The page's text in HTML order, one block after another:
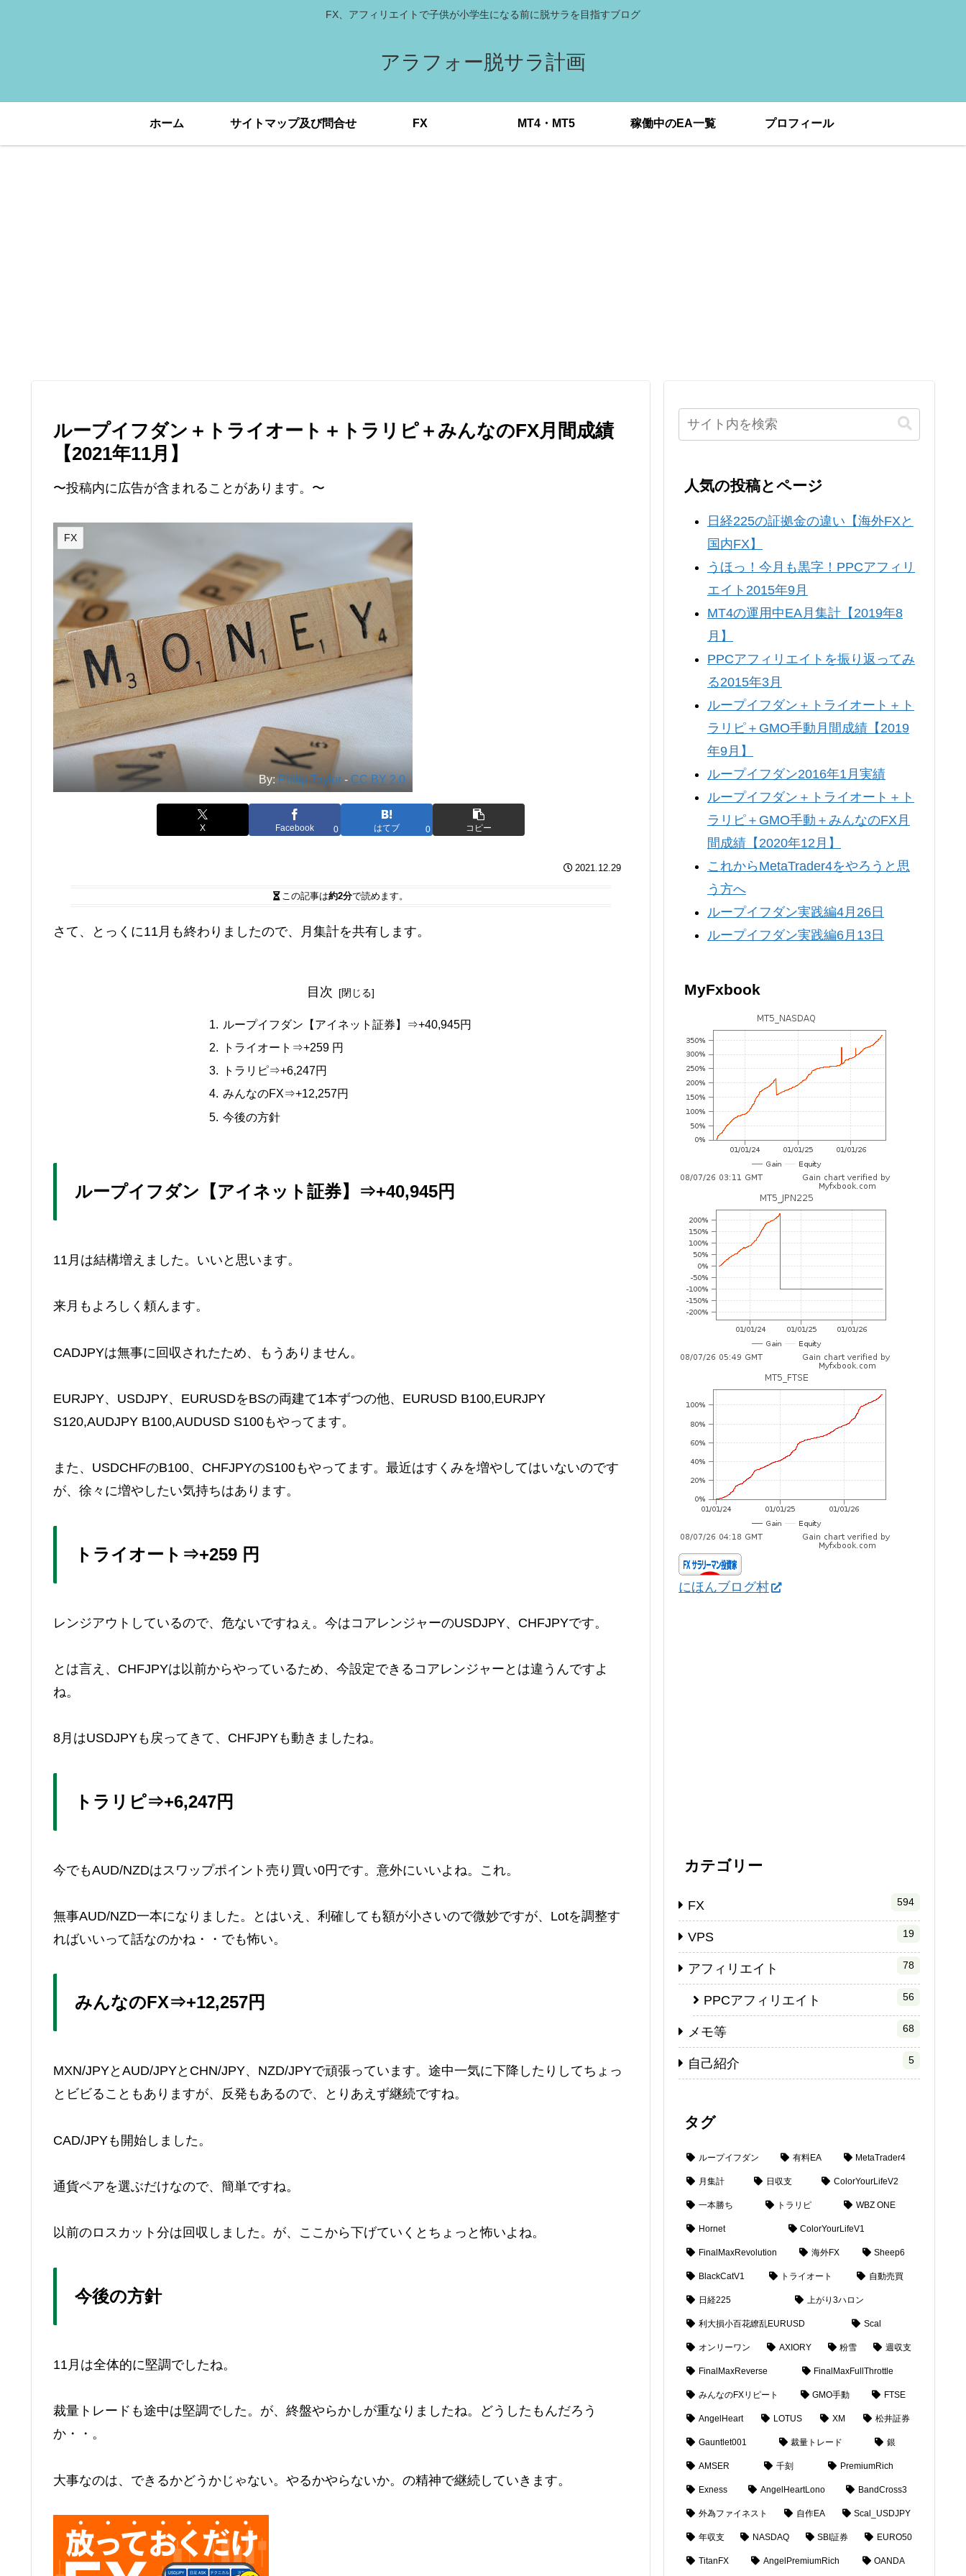
FX、アフィリエイトで子供が小学生になる前に脱サラを目指すブログ
アラフォー脱サラ計画
ホーム サイトマップ及び問合せ FX MT4・MT5 稼働中のEA一覧 プロフィール
ループイフダン＋トライオート＋トラリピ＋みんなのFX月間成績
【2021年11月】
〜投稿内に広告が含まれることがあります。〜
FX
By: Philip Taylor - CC BY 2.0
X Facebook 0 はてブ 0 コピー
2021.12.29
この記事は約2分で読めます。
さて、とっくに11月も終わりましたので、月集計を共有します。
目次
ループイフダン【アイネット証券】⇒+40,945円
トライオート⇒+259 円
トラリピ⇒+6,247円
みんなのFX⇒+12,257円
今後の方針
ループイフダン【アイネット証券】⇒+40,945円
11月は結構増えました。いいと思います。
来月もよろしく頼んます。
CADJPYは無事に回収されたため、もうありません。
EURJPY、USDJPY、EURUSDをBSの両建て1本ずつの他、EURUSD B100,EURJPY
S120,AUDJPY B100,AUDUSD S100もやってます。
また、USDCHFのB100、CHFJPYのS100もやってます。最近はすくみを増やしてはいないのです
が、徐々に増やしたい気持ちはあります。
トライオート⇒+259 円
レンジアウトしているので、危ないですねぇ。今はコアレンジャーのUSDJPY、CHFJPYです。
とは言え、CHFJPYは以前からやっているため、今設定できるコアレンジャーとは違うんですよ
ね。
8月はUSDJPYも戻ってきて、CHFJPYも動きましたね。
トラリピ⇒+6,247円
今でもAUD/NZDはスワップポイント売り買い0円です。意外にいいよね。これ。
無事AUD/NZD一本になりました。とはいえ、利確しても額が小さいので微妙ですが、Lotを調整す
ればいいって話なのかね・・でも怖い。
みんなのFX⇒+12,257円
MXN/JPYとAUD/JPYとCHN/JPY、NZD/JPYで頑張っています。途中一気に下降したりしてちょっ
とビビることもありますが、反発もあるので、とりあえず継続ですね。
CAD/JPYも開始しました。
通貨ペアを選ぶだけなので、簡単ですね。
以前のロスカット分は回収しました。が、ここから下げていくとちょっと怖いよね。
今後の方針
11月は全体的に堅調でしたね。
裁量トレードも途中は堅調でした。が、終盤やらかしが重なりましたね。どうしたもんだろう
か・・。
大事なのは、できるかどうかじゃない。やるかやらないか。の精神で継続していきます。
人気の投稿とページ
日経225の証拠金の違い【海外FXと
国内FX】
うほっ！今月も黒字！PPCアフィリ
エイト2015年9月
MT4の運用中EA月集計【2019年8
月】
PPCアフィリエイトを振り返ってみ
る2015年3月
ループイフダン＋トライオート＋ト
ラリピ＋GMO手動月間成績【2019
年9月】
ループイフダン2016年1月実績
ループイフダン＋トライオート＋ト
ラリピ＋GMO手動＋みんなのFX月
間成績【2020年12月】
これからMetaTrader4をやろうと思
う方へ
ループイフダン実践編4月26日
ループイフダン実践編6月13日
MyFxbook
にほんブログ村
カテゴリー
FX 594
VPS 19
アフィリエイト 78
PPCアフィリエイト 56
メモ等 68
自己紹介 5
タグ
ループイフダン 有料EA MetaTrader4
月集計 日収支 ColorYourLifeV2
一本勝ち トラリピ WBZ ONE
Hornet ColorYourLifeV1
FinalMaxRevolution 海外FX Sheep6
BlackCatV1 トライオート 自動売買
日経225 上がり3ハロン
利大損小百花繚乱EURUSD Scal
オンリーワン AXIORY 粉雪 週収支
FinalMaxReverse FinalMaxFullThrottle
みんなのFXリピート GMO手動 FTSE
AngelHeart LOTUS XM 松井証券
Gauntlet001 裁量トレード 銀
AMSER 千刻 PremiumRich
Exness AngelHeartLono BandCross3
外為ファイネスト 自作EA Scal_USDJPY
年収支 NASDAQ SBI証券 EURO50
TitanFX AngelPremiumRich OANDA